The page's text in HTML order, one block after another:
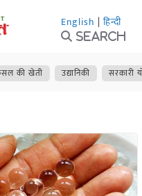
English | हिन्दी
Search
की खेती उद्यानिकी सरकारी